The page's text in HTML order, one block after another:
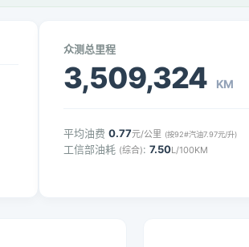
众测总里程
3,509,324 KM
平均油费 0.77元/公里 (按92#汽油7.97元/升)
工信部油耗 (综合): 7.50L/100KM